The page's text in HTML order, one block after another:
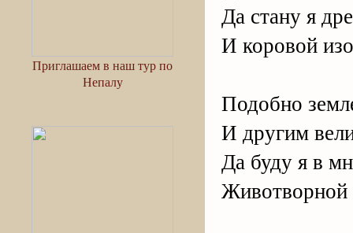
Приглашаем в наш тур по
Непалу
Да стану я
И коровой
Подобно
И другим
Да буду я в
Животворной